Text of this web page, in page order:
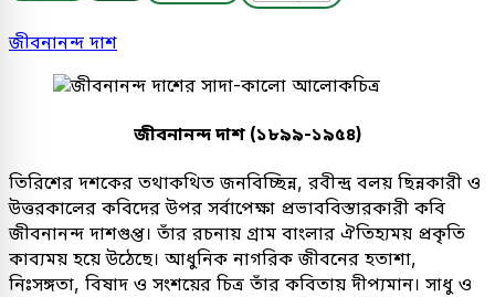
জীবনানন্দ দাশ
জীবনানন্দ দাশ (১৮৯৯-১৯৫৪)
তিরিশের দশকের তথাকথিত জনবিচ্ছিন্ন, রবীন্দ্র বলয় ছিন্নকারী ও
উত্তরকালের কবিদের উপর সর্বাপেক্ষা প্রভাববিস্তারকারী কবি
জীবনানন্দ দাশগুপ্ত। তাঁর রচনায় গ্রাম বাংলার ঐতিহ্যময় প্রকৃতি
কাব্যময় হয়ে উঠেছে। আধুনিক নাগরিক জীবনের হতাশা,
নিঃসঙ্গতা, বিষাদ ও সংশয়ের চিত্র তাঁর কবিতায় দীপ্যমান। সাধু ও